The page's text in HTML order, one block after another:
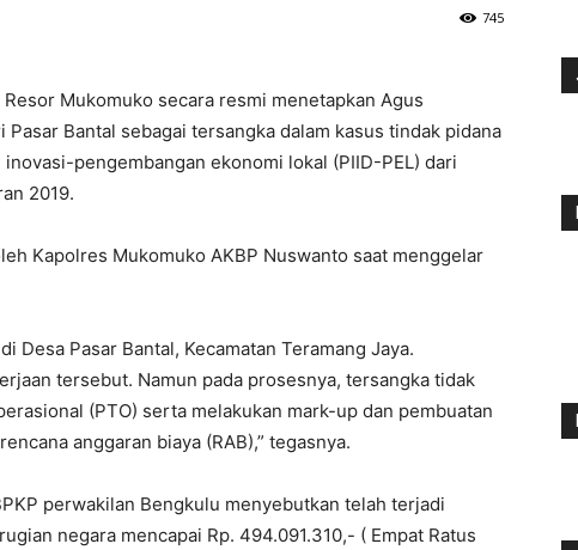
745
Resor Mukomuko secara resmi menetapkan Agus
Bantal sebagai tersangka dalam kasus tindak pidana
pengembangan ekonomi lokal (PIID-PEL) dari
2019.
Kapolres Mukomuko AKBP Nuswanto saat menggelar
Desa Pasar Bantal, Kecamatan Teramang Jaya.
tersebut. Namun pada prosesnya, tersangka tidak
(PTO) serta melakukan mark-up dan pembuatan
anggaran biaya (RAB),” tegasnya.
perwakilan Bengkulu menyebutkan telah terjadi
negara mencapai Rp. 494.091.310,- ( Empat Ratus